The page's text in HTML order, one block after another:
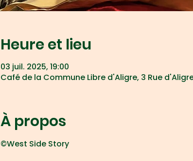
Heure et lieu
03 juil. 2025, 19:00
Café de la Commune Libre d'Aligre, 3 Rue
À propos
©West Side Story